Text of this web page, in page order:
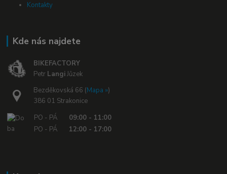
Kontakty
Kde nás najdete
BIKEFACTORY
Petr LangiJůzek
Bezděkovská 66 (Mapa »)
386 01 Strakonice
PO - PÁ
09:00 - 11:00
PO - PÁ
12:00 - 17:00